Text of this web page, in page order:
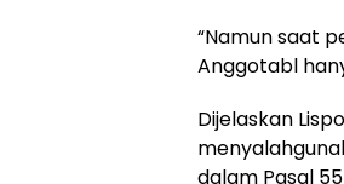
“Namun saat
Anggotabl
Dijelaskan
dalam Pasal